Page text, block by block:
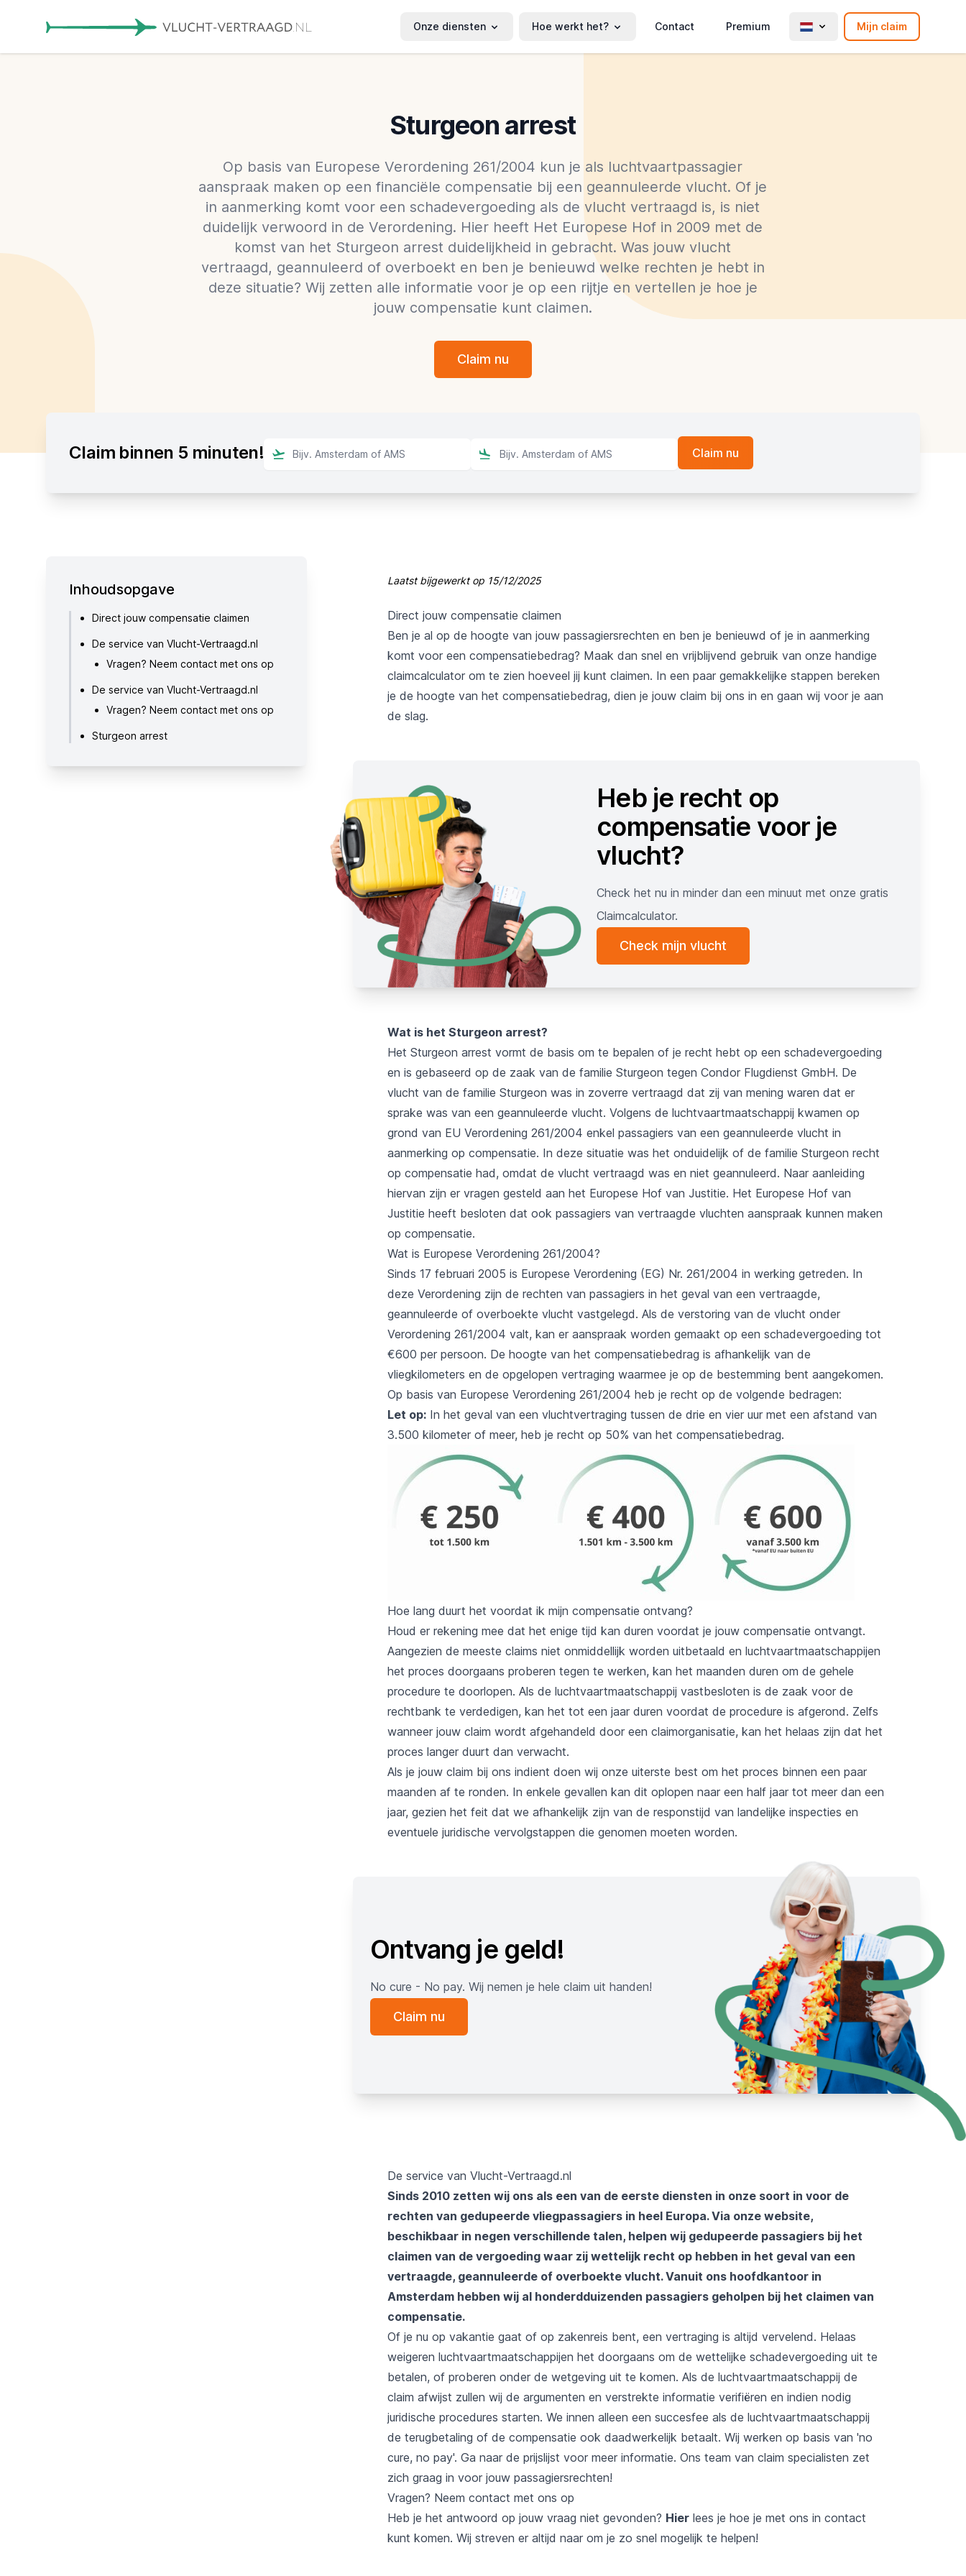
Onze diensten Hoe werkt het? Contact Premium Mijn claim
Sturgeon arrest
Op basis van Europese Verordening 261/2004 kun je als luchtvaartpassagier
aanspraak maken op een financiële compensatie bij een geannuleerde vlucht. Of je
in aanmerking komt voor een schadevergoeding als de vlucht vertraagd is, is niet
duidelijk verwoord in de Verordening. Hier heeft Het Europese Hof in 2009 met de
komst van het Sturgeon arrest duidelijkheid in gebracht. Was jouw vlucht
vertraagd, geannuleerd of overboekt en ben je benieuwd welke rechten je hebt in
deze situatie? Wij zetten alle informatie voor je op een rijtje en vertellen je hoe je
jouw compensatie kunt claimen.
Claim nu
Claim binnen 5 minuten!
Inhoudsopgave
Direct jouw compensatie claimen
De service van Vlucht-Vertraagd.nl
Vragen? Neem contact met ons op
De service van Vlucht-Vertraagd.nl
Vragen? Neem contact met ons op
Sturgeon arrest
Laatst bijgewerkt op 15/12/2025
Direct jouw compensatie claimen
Ben je al op de hoogte van jouw passagiersrechten en ben je benieuwd of je in aanmerking
komt voor een compensatiebedrag? Maak dan snel en vrijblijvend gebruik van onze handige
claimcalculator om te zien hoeveel jij kunt claimen. In een paar gemakkelijke stappen bereken
je de hoogte van het compensatiebedrag, dien je jouw claim bij ons in en gaan wij voor je aan
de slag.
Heb je recht op
compensatie voor je
vlucht?
Check het nu in minder dan een minuut met onze gratis
Claimcalculator.
Check mijn vlucht
Wat is het Sturgeon arrest?
Het Sturgeon arrest vormt de basis om te bepalen of je recht hebt op een schadevergoeding
en is gebaseerd op de zaak van de familie Sturgeon tegen Condor Flugdienst GmbH. De
vlucht van de familie Sturgeon was in zoverre vertraagd dat zij van mening waren dat er
sprake was van een geannuleerde vlucht. Volgens de luchtvaartmaatschappij kwamen op
grond van EU Verordening 261/2004 enkel passagiers van een geannuleerde vlucht in
aanmerking op compensatie. In deze situatie was het onduidelijk of de familie Sturgeon recht
op compensatie had, omdat de vlucht vertraagd was en niet geannuleerd. Naar aanleiding
hiervan zijn er vragen gesteld aan het Europese Hof van Justitie. Het Europese Hof van
Justitie heeft besloten dat ook passagiers van vertraagde vluchten aanspraak kunnen maken
op compensatie.
Wat is Europese Verordening 261/2004?
Sinds 17 februari 2005 is Europese Verordening (EG) Nr. 261/2004 in werking getreden. In
deze Verordening zijn de rechten van passagiers in het geval van een vertraagde,
geannuleerde of overboekte vlucht vastgelegd. Als de verstoring van de vlucht onder
Verordening 261/2004 valt, kan er aanspraak worden gemaakt op een schadevergoeding tot
€600 per persoon. De hoogte van het compensatiebedrag is afhankelijk van de
vliegkilometers en de opgelopen vertraging waarmee je op de bestemming bent aangekomen.
Op basis van Europese Verordening 261/2004 heb je recht op de volgende bedragen:
Let op:In het geval van een vluchtvertraging tussen de drie en vier uur met een afstand van
3.500 kilometer of meer, heb je recht op 50% van het compensatiebedrag.
Hoe lang duurt het voordat ik mijn compensatie ontvang?
Houd er rekening mee dat het enige tijd kan duren voordat je jouw compensatie ontvangt.
Aangezien de meeste claims niet onmiddellijk worden uitbetaald en luchtvaartmaatschappijen
het proces doorgaans proberen tegen te werken, kan het maanden duren om de gehele
procedure te doorlopen. Als de luchtvaartmaatschappij vastbesloten is de zaak voor de
rechtbank te verdedigen, kan het tot een jaar duren voordat de procedure is afgerond. Zelfs
wanneer jouw claim wordt afgehandeld door een claimorganisatie, kan het helaas zijn dat het
proces langer duurt dan verwacht.
Als je jouw claim bij ons indient doen wij onze uiterste best om het proces binnen een paar
maanden af te ronden. In enkele gevallen kan dit oplopen naar een half jaar tot meer dan een
jaar, gezien het feit dat we afhankelijk zijn van de responstijd van landelijke inspecties en
eventuele juridische vervolgstappen die genomen moeten worden.
Ontvang je geld!
No cure - No pay. Wij nemen je hele claim uit handen!
Claim nu
De service van Vlucht-Vertraagd.nl
Sinds 2010 zetten wij ons als een van de eerste diensten in onze soort in voor de
rechten van gedupeerde vliegpassagiers in heel Europa. Via onze website,
beschikbaar in negen verschillende talen, helpen wij gedupeerde passagiers bij het
claimen van de vergoeding waar zij wettelijk recht op hebben in het geval van een
vertraagde, geannuleerde of overboekte vlucht. Vanuit ons hoofdkantoor in
Amsterdam hebben wij al honderdduizenden passagiers geholpen bij het claimen van
compensatie.
Of je nu op vakantie gaat of op zakenreis bent, een vertraging is altijd vervelend. Helaas
weigeren luchtvaartmaatschappijen het doorgaans om de wettelijke schadevergoeding uit te
betalen, of proberen onder de wetgeving uit te komen. Als de luchtvaartmaatschappij de
claim afwijst zullen wij de argumenten en verstrekte informatie verifiëren en indien nodig
juridische procedures starten. We innen alleen een succesfee als de luchtvaartmaatschappij
de terugbetaling of de compensatie ook daadwerkelijk betaalt. Wij werken op basis van 'no
cure, no pay'. Ga naar de prijslijst voor meer informatie. Ons team van claim specialisten zet
zich graag in voor jouw passagiersrechten!
Vragen? Neem contact met ons op
Heb je het antwoord op jouw vraag niet gevonden? Hierlees je hoe je met ons in contact
kunt komen. Wij streven er altijd naar om je zo snel mogelijk te helpen!